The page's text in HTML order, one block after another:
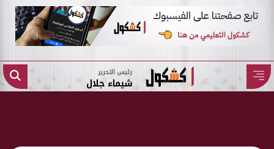
رئيس التحرير
شيماء جلال